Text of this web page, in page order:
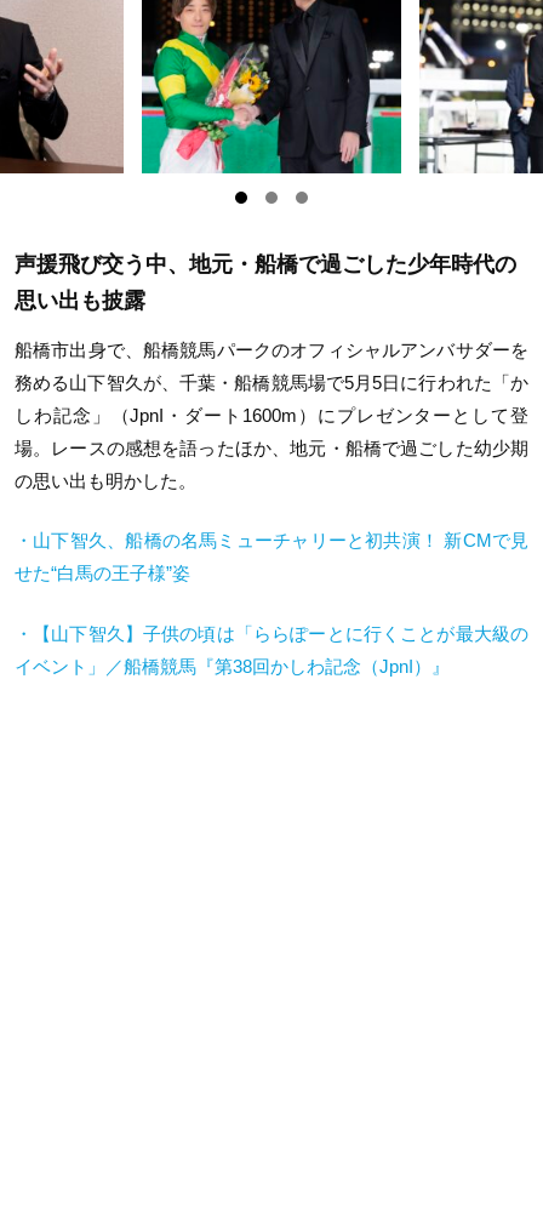
声援飛び交う中、地元・船橋で過ごした少年時代の
思い出も披露
船橋市出身で、船橋競馬パークのオフィシャルアンバサダーを
務める山下智久が、千葉・船橋競馬場で5月5日に行われた「か
しわ記念」（JpnI・ダート1600m）にプレゼンターとして登
場。レースの感想を語ったほか、地元・船橋で過ごした幼少期
の思い出も明かした。
・山下智久、船橋の名馬ミューチャリーと初共演！ 新CMで見
せた“白馬の王子様”姿
・【⼭下智久】子供の頃は「ららぽーとに⾏くことが最⼤級の
イベント」／船橋競⾺『第38回かしわ記念（JpnI）』